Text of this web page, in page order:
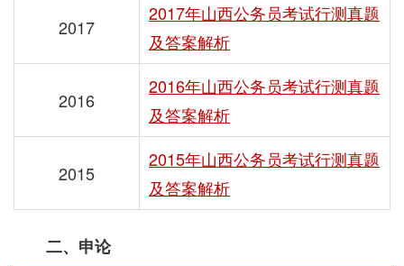
2017
2017年山西公务员考试行测真题
及答案解析
2016
2016年山西公务员考试行测真题
及答案解析
2015
2015年山西公务员考试行测真题
及答案解析
二、申论